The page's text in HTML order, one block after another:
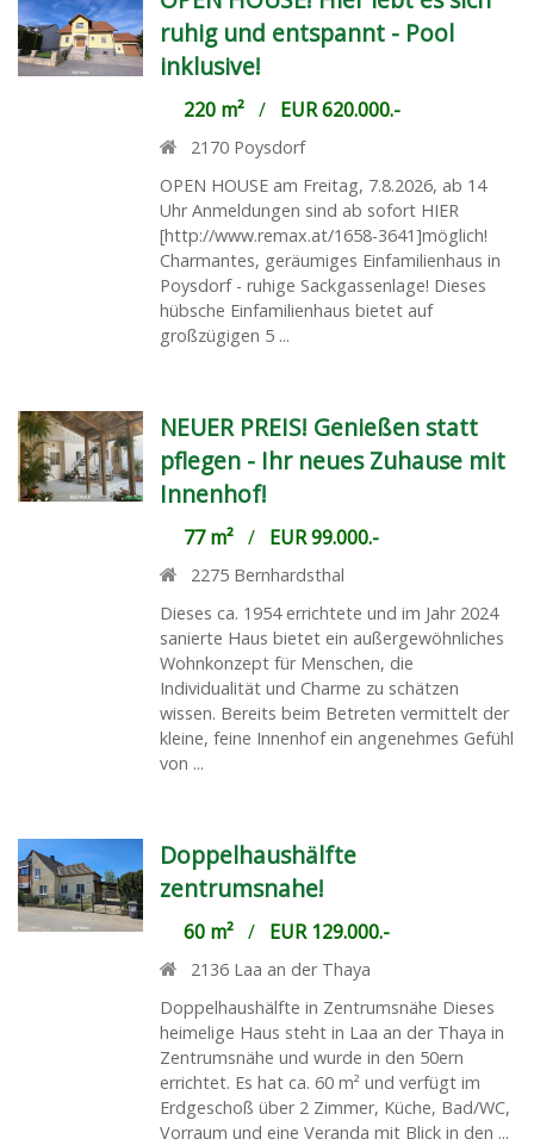
ruhig und entspannt - Pool
inklusive!
220 m²/ EUR 620.000.-
2170 Poysdorf
OPEN HOUSE am Freitag, 7.8.2026, ab 14
Uhr Anmeldungen sind ab sofort HIER
[http://www.remax.at/1658-3641]möglich!
Charmantes, geräumiges Einfamilienhaus in
Poysdorf - ruhige Sackgassenlage! Dieses
hübsche Einfamilienhaus bietet auf
großzügigen 5 ...
NEUER PREIS! Genießen statt
pflegen - Ihr neues Zuhause mit
Innenhof!
77 m²/ EUR 99.000.-
2275 Bernhardsthal
Dieses ca. 1954 errichtete und im Jahr 2024
sanierte Haus bietet ein außergewöhnliches
Wohnkonzept für Menschen, die
Individualität und Charme zu schätzen
wissen. Bereits beim Betreten vermittelt der
kleine, feine Innenhof ein angenehmes Gefühl
von ...
Doppelhaushälfte
zentrumsnahe!
60 m²/ EUR 129.000.-
2136 Laa an der Thaya
Doppelhaushälfte in Zentrumsnähe Dieses
heimelige Haus steht in Laa an der Thaya in
Zentrumsnähe und wurde in den 50ern
errichtet. Es hat ca. 60 m² und verfügt im
Erdgeschoß über 2 Zimmer, Küche, Bad/WC,
Vorraum und eine Veranda mit Blick in den ...